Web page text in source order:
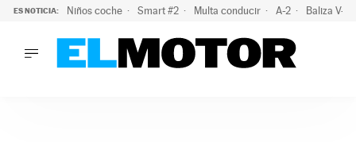
ES NOTICIA: Niños coche Smart #2 Multa conducir A-2 Baliza V-